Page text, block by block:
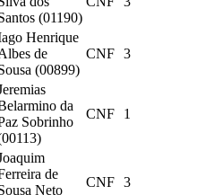
(01190)
Henrique
de
(00899)
CNF 3
da
Sobrinho
CNF 1
de
Neto
CNF 3